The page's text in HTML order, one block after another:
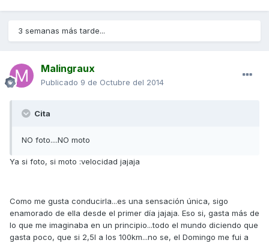
3 semanas más tarde...
Malingraux
Publicado 9 de Octubre del 2014
Cita
NO foto....NO moto
Ya si foto, si moto :velocidad jajaja
Como me gusta conducirla...es una sensación única, sigo
enamorado de ella desde el primer día jajaja. Eso si, gasta más de
lo que me imaginaba en un principio...todo el mundo diciendo que
gasta poco, que si 2,5l a los 100km...no se, el Domingo me fui a